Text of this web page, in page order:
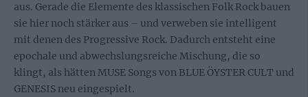
aus. Gerade die Elemente des klassischen Folk Rock bauen
sie hier noch stärker aus – und verweben sie intelligent
mit denen des Progressive Rock. Dadurch entsteht eine
epochale und abwechslungsreiche Mischung, die so
klingt, als hätten MUSE Songs von BLUE ÖYSTER CULT und
GENESIS neu eingespielt.